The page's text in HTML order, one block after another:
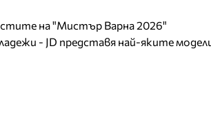
на "Мистър Варна 2026"
- JD представя най-яките